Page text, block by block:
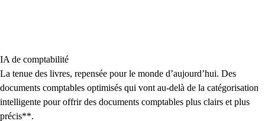
IA de comptabilité
La tenue des livres, repensée pour le monde d’aujourd’hui. Des
documents comptables optimisés qui vont au-delà de la catégorisation
intelligente pour offrir des documents comptables plus clairs et plus
précis**.